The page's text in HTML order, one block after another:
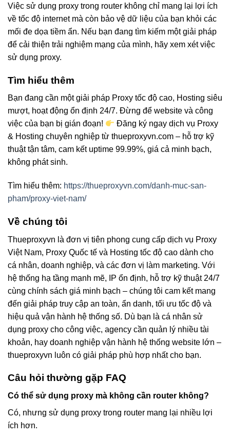
Việc sử dụng proxy trong router không chỉ mang lại lợi ích
về tốc độ internet mà còn bảo vệ dữ liệu của bạn khỏi các
mối đe dọa tiềm ẩn. Nếu bạn đang tìm kiếm một giải pháp
để cải thiện trải nghiệm mạng của mình, hãy xem xét việc
sử dụng proxy.
Tìm hiểu thêm
Bạn đang cần một giải pháp Proxy tốc độ cao, Hosting siêu
mượt, hoạt động ổn định 24/7. Đừng để website và công
việc của bạn bị gián đoạn!
Đăng ký ngay dịch vụ Proxy
& Hosting chuyên nghiệp từ thueproxyvn.com – hỗ trợ kỹ
thuật tận tâm, cam kết uptime 99.99%, giá cả minh bạch,
không phát sinh.
Tìm hiểu thêm: https://thueproxyvn.com/danh-muc-san-
pham/proxy-viet-nam/
Về chúng tôi
Thueproxyvn là đơn vị tiên phong cung cấp dịch vụ Proxy
Việt Nam, Proxy Quốc tế và Hosting tốc độ cao dành cho
cá nhân, doanh nghiệp, và các đơn vị làm marketing. Với
hệ thống hạ tầng mạnh mẽ, IP ổn định, hỗ trợ kỹ thuật 24/7
cùng chính sách giá minh bạch – chúng tôi cam kết mang
đến giải pháp truy cập an toàn, ẩn danh, tối ưu tốc độ và
hiệu quả vận hành hệ thống số. Dù bạn là cá nhân sử
dụng proxy cho công việc, agency cần quản lý nhiều tài
khoản, hay doanh nghiệp vận hành hệ thống website lớn –
thueproxyvn luôn có giải pháp phù hợp nhất cho bạn.
Câu hỏi thường gặp FAQ
Có thể sử dụng proxy mà không cần router không?
Có, nhưng sử dụng proxy trong router mang lại nhiều lợi
ích hơn.